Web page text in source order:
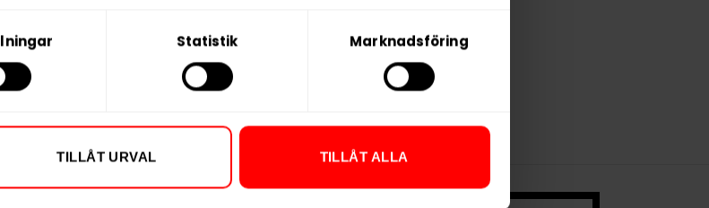
Statistik Marknadsföring
TILLÅT URVAL TILLÅT ALLA